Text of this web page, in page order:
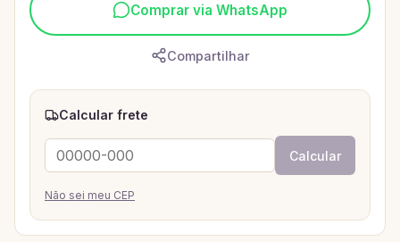
Comprar via WhatsApp
Compartilhar
Calcular frete
Calcular
Não sei meu CEP